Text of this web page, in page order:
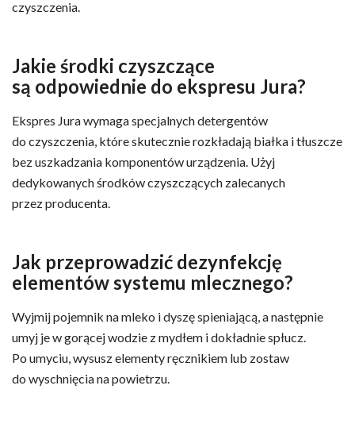
czyszczenia.
Jakie środki czyszczące
są odpowiednie do ekspresu Jura?
Ekspres Jura wymaga specjalnych detergentów
do czyszczenia, które skutecznie rozkładają białka i tłuszcze
bez uszkadzania komponentów urządzenia. Użyj
dedykowanych środków czyszczących zalecanych
przez producenta.
Jak przeprowadzić dezynfekcję
elementów systemu mlecznego?
Wyjmij pojemnik na mleko i dyszę spieniającą, a następnie
umyj je w gorącej wodzie z mydłem i dokładnie spłucz.
Po umyciu, wysusz elementy ręcznikiem lub zostaw
do wyschnięcia na powietrzu.